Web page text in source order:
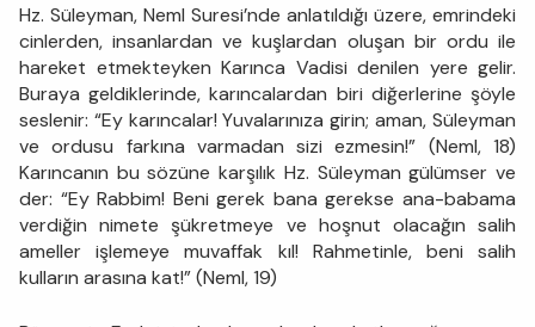
Hz. Süleyman, Neml Suresi’nde anlatıldığı üzere, emrindeki
cinlerden, insanlardan ve kuşlardan oluşan bir ordu ile
hareket etmekteyken Karınca Vadisi denilen yere gelir.
Buraya geldiklerinde, karıncalardan biri diğerlerine şöyle
seslenir: “Ey karıncalar! Yuvalarınıza girin; aman, Süleyman
ve ordusu farkına varmadan sizi ezmesin!” (Neml, 18)
Karıncanın bu sözüne karşılık Hz. Süleyman gülümser ve
der: “Ey Rabbim! Beni gerek bana gerekse ana-babama
verdiğin nimete şükretmeye ve hoşnut olacağın salih
ameller işlemeye muvaffak kıl! Rahmetinle, beni salih
kulların arasına kat!” (Neml, 19)